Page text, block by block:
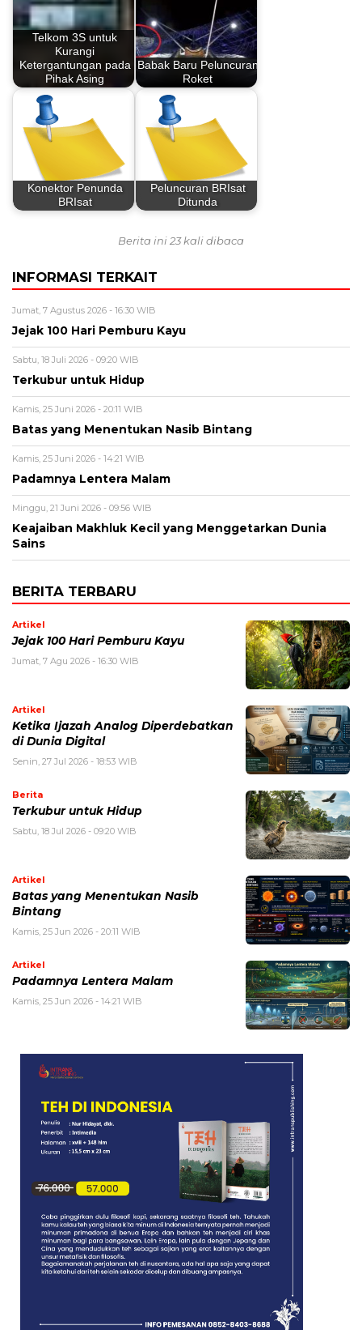
Telkom 3S untuk
Kurangi
Ketergantungan pada
Pihak Asing
Babak Baru Peluncuran
Roket
Konektor Penunda
BRIsat
Peluncuran BRIsat
Ditunda
Berita ini 23 kali dibaca
INFORMASI TERKAIT
Jumat, 7 Agustus 2026 - 16:30 WIB
Jejak 100 Hari Pemburu Kayu
Sabtu, 18 Juli 2026 - 09:20 WIB
Terkubur untuk Hidup
Kamis, 25 Juni 2026 - 20:11 WIB
Batas yang Menentukan Nasib Bintang
Kamis, 25 Juni 2026 - 14:21 WIB
Padamnya Lentera Malam
Minggu, 21 Juni 2026 - 09:56 WIB
Keajaiban Makhluk Kecil yang Menggetarkan Dunia
Sains
BERITA TERBARU
Artikel
Jejak 100 Hari Pemburu Kayu
Jumat, 7 Agu 2026 - 16:30 WIB
Artikel
Ketika Ijazah Analog Diperdebatkan
di Dunia Digital
Senin, 27 Jul 2026 - 18:53 WIB
Berita
Terkubur untuk Hidup
Sabtu, 18 Jul 2026 - 09:20 WIB
Artikel
Batas yang Menentukan Nasib
Bintang
Kamis, 25 Jun 2026 - 20:11 WIB
Artikel
Padamnya Lentera Malam
Kamis, 25 Jun 2026 - 14:21 WIB